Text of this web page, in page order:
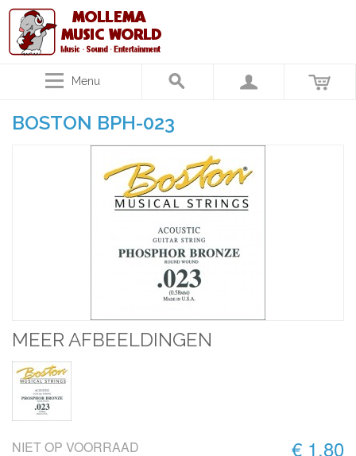
Menu
BOSTON BPH-023
MEER AFBEELDINGEN
€ 1,80
NIET OP VOORRAAD